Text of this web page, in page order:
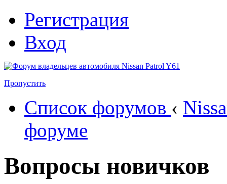
Регистрация
Вход
Пропустить
Список форумов ‹
форуме
Вопросы новичков